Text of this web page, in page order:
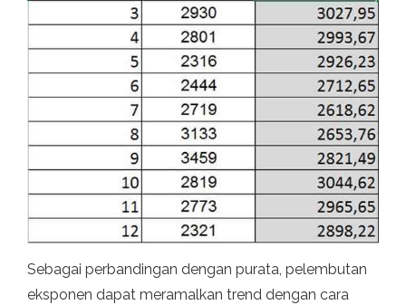
Sebagai perbandingan dengan purata, pelembutan
eksponen dapat meramalkan trend dengan cara